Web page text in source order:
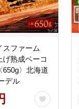
スファーム
熟成ベーコ
650g〉北海道
デル